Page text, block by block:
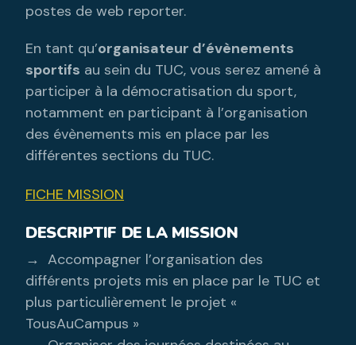
postes de web reporter.
En tant qu’organisateur d’évènements
sportifs au sein du TUC, vous serez amené à
participer à la démocratisation du sport,
notamment en participant à l’organisation
des évènements mis en place par les
différentes sections du TUC.
FICHE MISSION
DESCRIPTIF DE LA MISSION
→ Accompagner l’organisation des
différents projets mis en place par le TUC et
plus particulièrement le projet «
TousAuCampus »